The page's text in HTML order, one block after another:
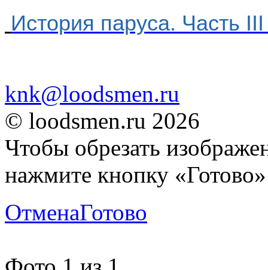
История паруса. Часть I
knk@loodsmen.ru
© loodsmen.ru 2026
Чтобы обрезать
нажмите кнопку «Готово»
ОтменаГотово